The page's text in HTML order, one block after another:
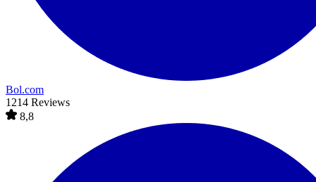
Bol.com
1214 Reviews
8,8